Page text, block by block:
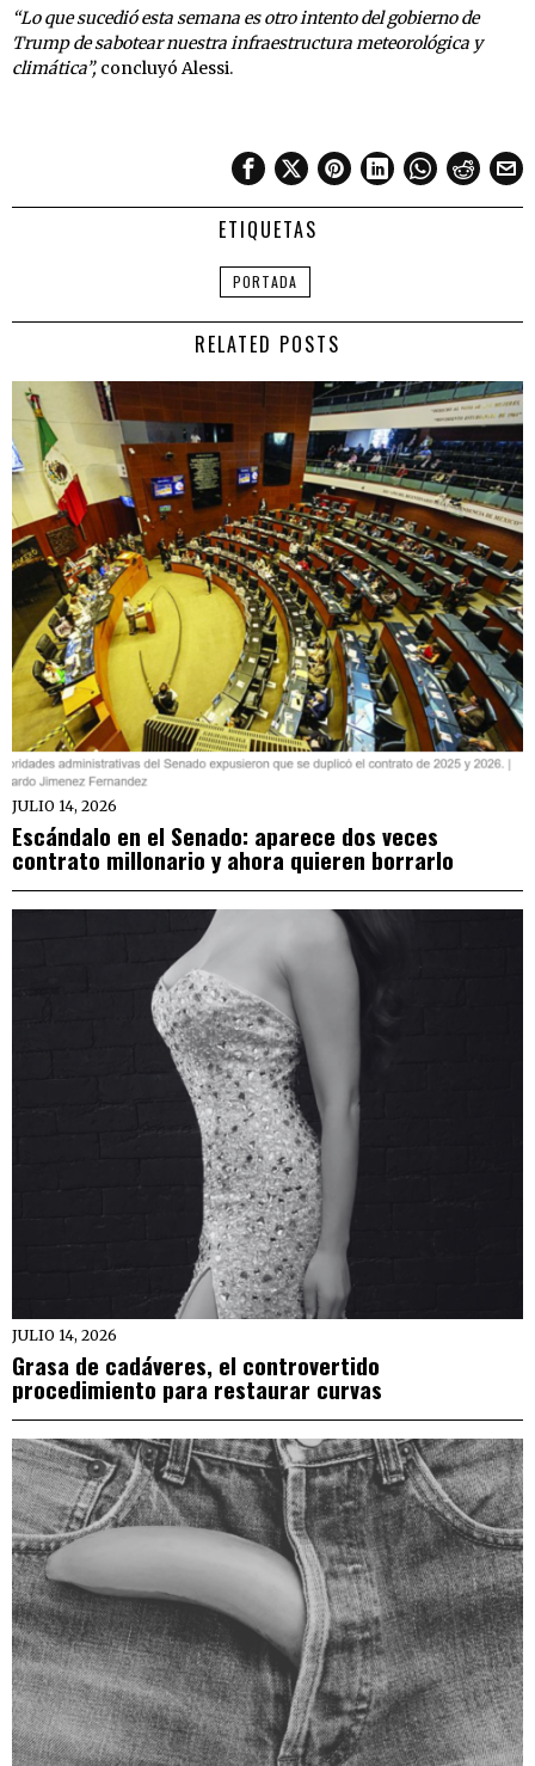
“Lo que sucedió esta semana es otro intento del gobierno de
Trump de sabotear nuestra infraestructura meteorológica y
climática”, concluyó Alessi.
ETIQUETAS
PORTADA
RELATED POSTS
JULIO 14, 2026
Escándalo en el Senado: aparece dos veces
contrato millonario y ahora quieren borrarlo
JULIO 14, 2026
Grasa de cadáveres, el controvertido
procedimiento para restaurar curvas